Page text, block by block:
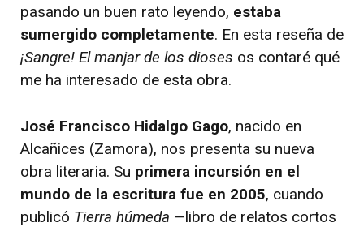
pasando un buen rato leyendo, estaba
sumergido completamente. En esta reseña de
¡Sangre! El manjar de los dioses os contaré qué
me ha interesado de esta obra.
José Francisco Hidalgo Gago, nacido en
Alcañices (Zamora), nos presenta su nueva
obra literaria. Su primera incursión en el
mundo de la escritura fue en 2005, cuando
publicó Tierra húmeda —libro de relatos cortos